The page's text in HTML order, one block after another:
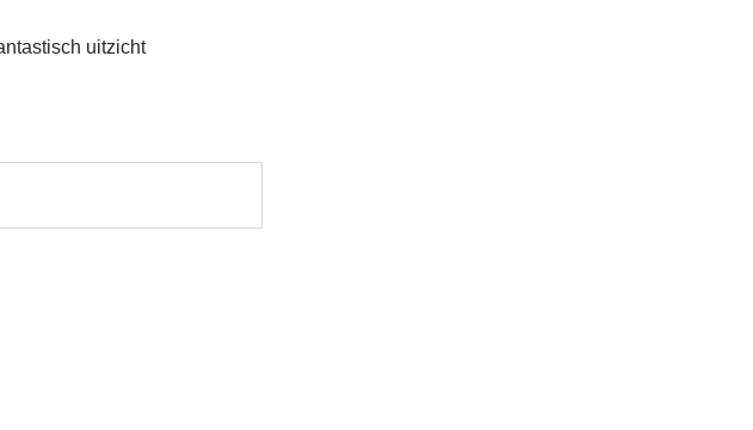
uitzicht